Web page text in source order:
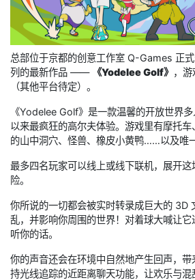
总部位于京都的创意工作室 Q-Games 正
列的最新作品 —— 《Yodelee Golf》 ，
（其他平台待定）。
《Yodelee Golf》是一款温馨的开放世界
以来最疯狂的高尔夫体验。游戏里有摩托
的山中洞穴、怪兽、橡皮小黄鸭……以及唯
最多四名玩家可以线上或线下联机，展开
险。
你所说的一切都会被实时转录成巨大的 3D
乱，并影响你周围的世界！对着球大喊让
听你的话。
你的声音还会在环境中自然地产生回声，
持光线追踪的近距离聊天功能，让欢乐与